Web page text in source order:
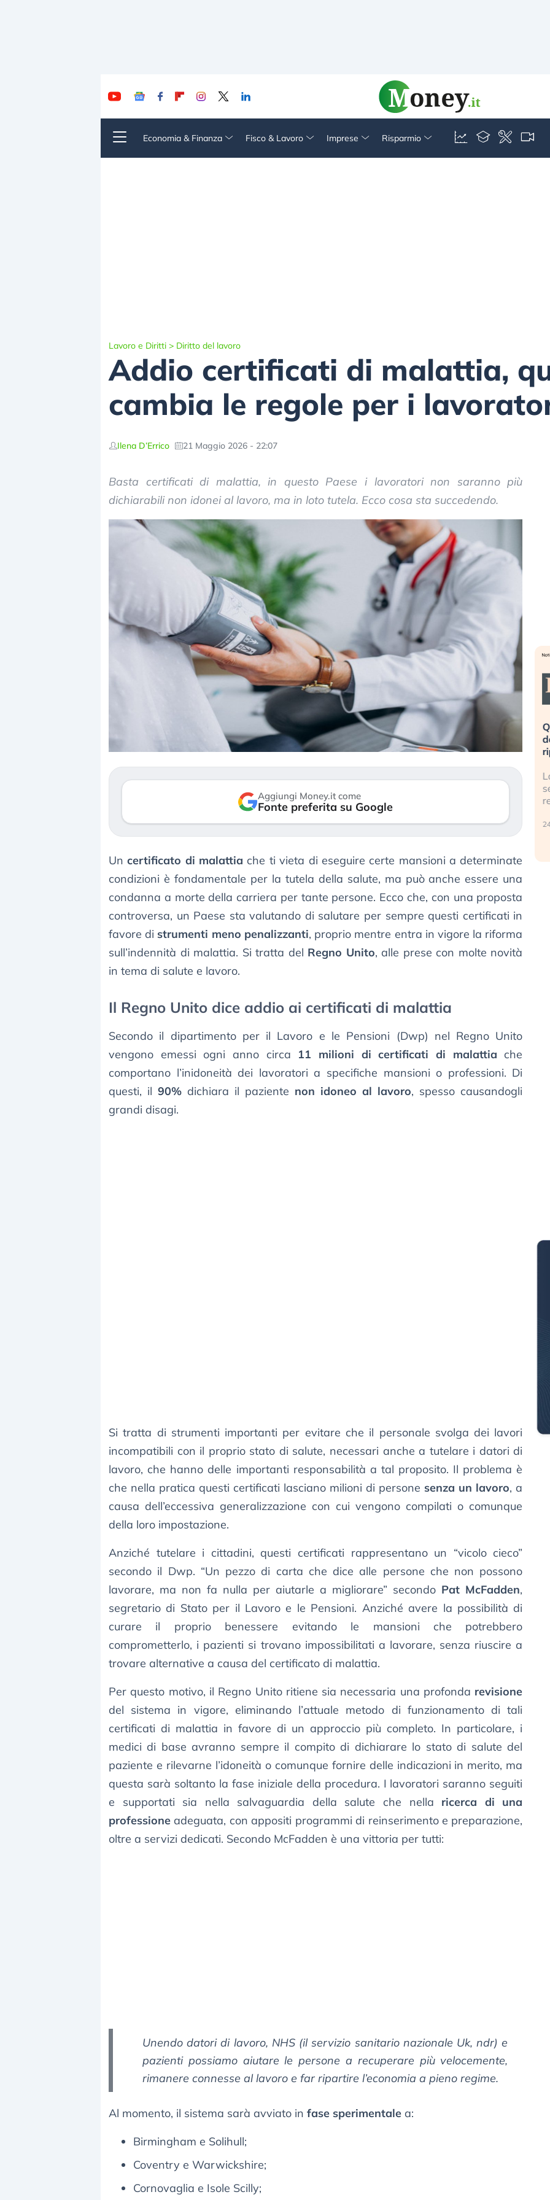
Economia & Finanza Fisco & Lavoro Imprese Risparmio
Lavoro e Diritti > Diritto del lavoro
Addio certificati di malattia,
cambia le regole per i
Ilena D’Errico 21 Maggio 2026 - 22:07
Basta certificati di malattia, in questo Paese i lavoratori non saranno più
dichiarabili non idonei al lavoro, ma in loto tutela. Ecco cosa sta succedendo.
Aggiungi Money.it come
Fonte preferita su Google
Uncertificato di malattia che ti vieta di eseguire certe mansioni a determinate
condizioni è fondamentale per la tutela della salute, ma può anche essere una
condanna a morte della carriera per tante persone. Ecco che, con una proposta
controversa, un Paese sta valutando di salutare per sempre questi certificati in
favore di strumenti meno penalizzanti, proprio mentre entra in vigore la riforma
sull’indennità di malattia. Si tratta del Regno Unito, alle prese con molte novità
in tema di salute e lavoro.
Il Regno Unito dice addio ai certificati di malattia
Secondo il dipartimento per il Lavoro e le Pensioni (Dwp) nel Regno Unito
vengono emessi ogni anno circa 11 milioni di certificati di malattia che
comportano l’inidoneità dei lavoratori a specifiche mansioni o professioni. Di
questi, il90% dichiara il paziente non idoneo al lavoro, spesso causandogli
grandi disagi.
Si tratta di strumenti importanti per evitare che il personale svolga dei lavori
incompatibili con il proprio stato di salute, necessari anche a tutelare i datori di
lavoro, che hanno delle importanti responsabilità a tal proposito. Il problema è
che nella pratica questi certificati lasciano milioni di persone senza un lavoro, a
causa dell’eccessiva generalizzazione con cui vengono compilati o comunque
della loro impostazione.
Anziché tutelare i cittadini, questi certificati rappresentano un “vicolo cieco”
secondo il Dwp. “Un pezzo di carta che dice alle persone che non possono
lavorare, ma non fa nulla per aiutarle a migliorare” secondo Pat McFadden,
segretario di Stato per il Lavoro e le Pensioni. Anziché avere la possibilità di
curare il proprio benessere evitando le mansioni che potrebbero
comprometterlo, i pazienti si trovano impossibilitati a lavorare, senza riuscire a
trovare alternative a causa del certificato di malattia.
Per questo motivo, il Regno Unito ritiene sia necessaria una profonda revisione
del sistema in vigore, eliminando l’attuale metodo di funzionamento di tali
certificati di malattia in favore di un approccio più completo. In particolare, i
medici di base avranno sempre il compito di dichiarare lo stato di salute del
paziente e rilevarne l’idoneità o comunque fornire delle indicazioni in merito, ma
questa sarà soltanto la fase iniziale della procedura. I lavoratori saranno seguiti
e supportati sia nella salvaguardia della salute che nella ricerca di una
professione adeguata, con appositi programmi di reinserimento e preparazione,
oltre a servizi dedicati. Secondo McFadden è una vittoria per tutti:
Unendo datori di lavoro, NHS (il servizio sanitario nazionale Uk, ndr) e
pazienti possiamo aiutare le persone a recuperare più velocemente,
rimanere connesse al lavoro e far ripartire l’economia a pieno regime.
Al momento, il sistema sarà avviato in fase sperimentale a:
Birmingham e Solihull;
Coventry e Warwickshire;
Cornovaglia e Isole Scilly;
correzione. Cosa sta guidando il
repricing degli asset?
Gli investitori stanno finalmente
mostrando segni di stanchezza
«La mia vita è rovinata». Investitori
in preda al panico dopo lo scoppio
della bolla AI
30 luglio 2026
Quando la finanza pesa più
dell’economia reale. L’America sta
ripetendo gli errori del 2008?
La ricchezza mondiale cresce, ma
sempre più sganciata
24 luglio 2026